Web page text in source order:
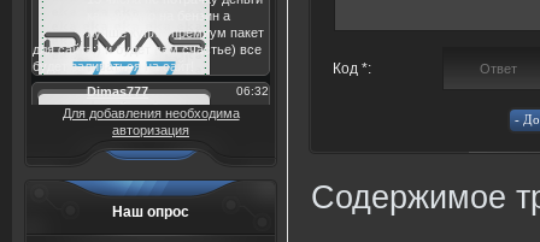
Для добавления необходима
авторизация
Наш опрос
Код *:
Содержимое